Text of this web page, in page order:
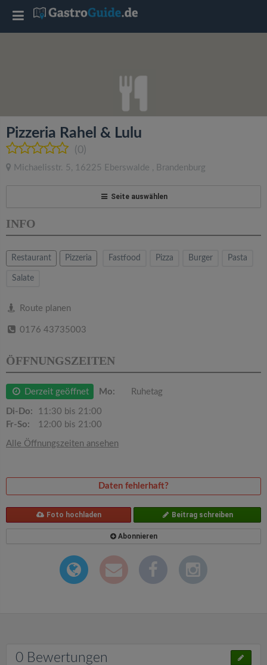
Pizzeria Rahel & Lulu
(0)
Michaelisstr. 5 , 16225 Eberswalde , Brandenburg
Seite auswählen
INFO
Restaurant Pizzeria Fastfood Pizza Burger Pasta
Salate
Route planen
0176 43735003
ÖFFNUNGSZEITEN
Derzeit geöffnet Mo: Ruhetag
Di-Do:
11:30 bis 21:00
Fr-So:
12:00 bis 21:00
Alle Öffnungszeiten ansehen
Daten fehlerhaft?
Foto hochladen Beitrag schreiben
Abonnieren
0 Bewertungen
T
l
e
a
v
g
a
t
i